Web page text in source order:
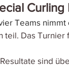
Teams nimmt
teil. Das Turnier
sind